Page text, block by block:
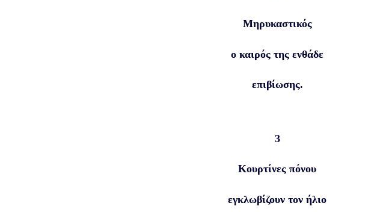
Μηρυκαστικός
ο καιρός της ενθάδε
επιβίωσης.
3
Κουρτίνες πόνου
εγκλωβίζουν τον ήλιο